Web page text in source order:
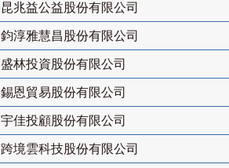
昆兆益公益股份有限公司
鈞淳雅慧昌股份有限公司
盛林投資股份有限公司
錫恩貿易股份有限公司
宇佳投顧股份有限公司
跨境雲科技股份有限公司